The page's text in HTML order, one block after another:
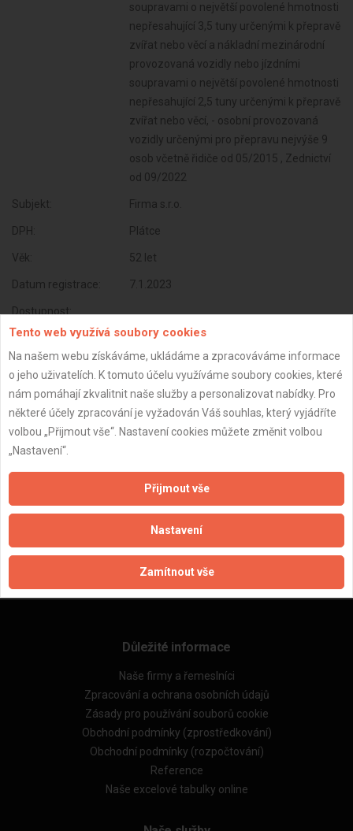
soupravami o největší povolené hmotnosti
nepřesahující 3,5 tuny určenými k přepravě
zvířat nebo věcí a nákladní mezinárodní
provozovaná vozidly nebo jízdními
soupravami o největší povolené hmotnosti
nepřesahující 2,5 tuny určenými k přepravě
zvířat nebo věcí, - osobní provozovaná
vozidly určenými pro přepravu nejvýše 9
osob včetně řidiče od 05/2015 , Zednictví
od 09/2022
Subjekt: Firma s.r.o.
DPH: Plátce
Věk: 52 let
Datum registrace: 7.1.2023
Dostupnost:
Důležité informace
Naše firmy a řemeslníci
Zpracování a ochrana osobních údajů
Zásady pro používání souborů cookie
Obchodní podmínky (zprostředkování)
Obchodní podmínky (rozpočtování)
Reference
Naše excelové tabulky online
Tento web využívá soubory cookies
Na našem webu získáváme, ukládáme a zpracováváme informace
o jeho uživatelích. K tomuto účelu využíváme soubory cookies, které
nám pomáhají zkvalitnit naše služby a personalizovat nabídky. Pro
některé účely zpracování je vyžadován Váš souhlas, který vyjádříte
volbou „Přijmout vše“. Nastavení cookies můžete změnit volbou
„Nastavení“.
Přijmout vše
Nastavení
Zamítnout vše